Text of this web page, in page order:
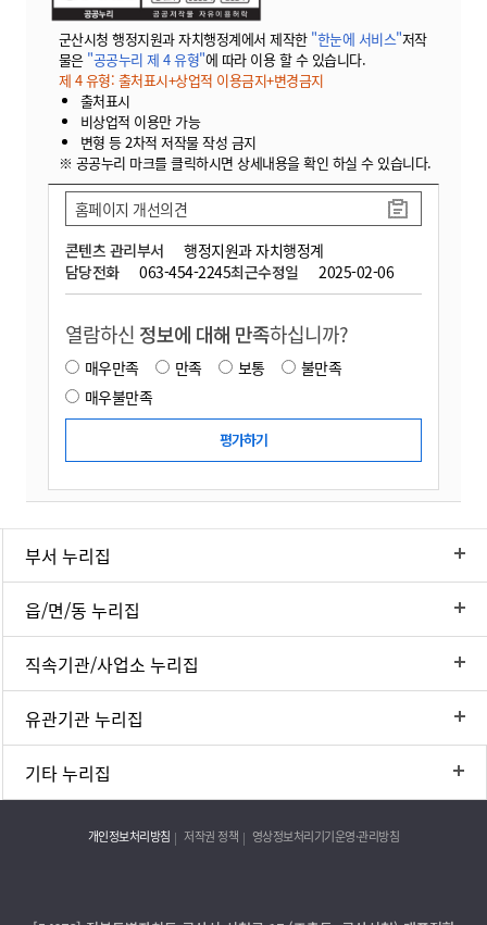
군산시청 행정지원과 자치행정계에서 제작한 "한눈에 서비스"저작
물은 "공공누리 제 4 유형"에 따라 이용 할 수 있습니다.
제 4 유형: 출처표시+상업적 이용금지+변경금지
출처표시
비상업적 이용만 가능
변형 등 2차적 저작물 작성 금지
※ 공공누리 마크를 클릭하시면 상세내용을 확인 하실 수 있습니다.
콘텐츠 관리부서
행정지원과 자치행정계
담당전화
063-454-2245최근수정일 2025-02-06
홈페이지 개선의견
열람하신 정보에 대해 만족하십니까?
매우만족 만족 보통
불만족
매우불만족
부서 누리집
읍/면/동 누리집
직속기관/사업소 누리집
유관기관 누리집
기타 누리집
개인정보처리방침 저작권 정책 영상정보처리기기운영·관리방침